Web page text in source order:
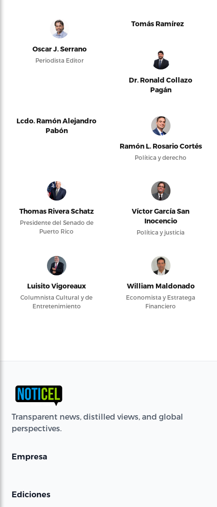
Oscar J. Serrano
Periodista Editor
Tomás Ramírez
Dr. Ronald Collazo
Pagán
Lcdo. Ramón Alejandro
Pabón
Ramón L. Rosario Cortés
Política y derecho
Thomas Rivera Schatz
Presidente del Senado de
Puerto Rico
Víctor García San
Inocencio
Política y justicia
Luisito Vigoreaux
Columnista Cultural y de
Entretenimiento
William Maldonado
Economista y Estratega
Financiero
Transparent news, distilled views, and global
perspectives.
Empresa
Ediciones